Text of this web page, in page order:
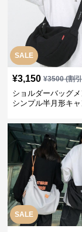
SALE
¥3,150 ¥3500(割
ショルダーバッグ
シンプル半月形キ
SALE